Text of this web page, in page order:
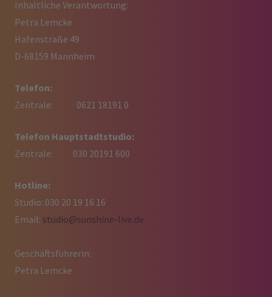
Inhaltliche Verantwortung:
Petra Lemcke
Hafenstraße 49
D-68159 Mannheim
Telefon:
Zentrale: 0621 18191 0
Telefon Hauptstadtstudio:
Zentrale: 030 20191 600
Hotline:
Studio: 030 20 19 16 16
Email: studio@sunshine-live.de
Geschäftsführerin:
Petra Lemcke